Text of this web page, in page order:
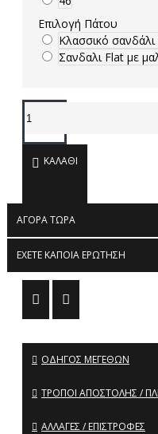
Επιλογή Πάτου
Κλασσικό
Σανδαλι Flat με
ΚΑΛΆΘΙ
ΑΓΟΡΆ ΤΏΡΑ
ΈΧΕΤΕ ΚΆΠΟΙΑ ΕΡΏΤΗΣΗ
ΟΔΗΓΌΣ ΜΕΓΕΘΏΝ
ΤΡΌΠΟΙ ΑΠΟΣΤΟΛΉΣ /
ΑΛΛΑΓΈΣ / ΕΠΙΣΤΡΟΦΈΣ